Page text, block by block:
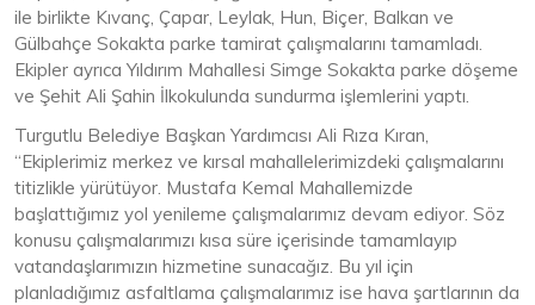
ile birlikte Kıvanç, Çapar, Leylak, Hun, Biçer, Balkan ve
Gülbahçe Sokakta parke tamirat çalışmalarını tamamladı.
Ekipler ayrıca Yıldırım Mahallesi Simge Sokakta parke döşeme
ve Şehit Ali Şahin İlkokulunda sundurma işlemlerini yaptı.
Turgutlu Belediye Başkan Yardımcısı Ali Rıza Kıran,
“Ekiplerimiz merkez ve kırsal mahallelerimizdeki çalışmalarını
titizlikle yürütüyor. Mustafa Kemal Mahallemizde
başlattığımız yol yenileme çalışmalarımız devam ediyor. Söz
konusu çalışmalarımızı kısa süre içerisinde tamamlayıp
vatandaşlarımızın hizmetine sunacağız. Bu yıl için
planladığımız asfaltlama çalışmalarımız ise hava şartlarının da